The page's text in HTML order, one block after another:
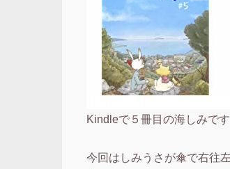
Kindleで５冊目の海しみです
今回はしみうさが傘で右往